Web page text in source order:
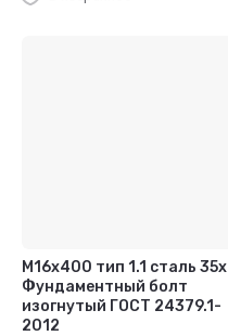
М16x400 тип 1.1 сталь 35х
Фундаментный болт
изогнутый ГОСТ 24379.1-
2012